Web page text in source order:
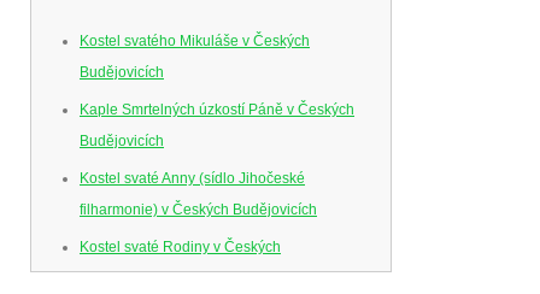
Kostel svatého Mikuláše v Českých
Budějovicích
Kaple Smrtelných úzkostí Páně v Českých
Budějovicích
Kostel svaté Anny (sídlo Jihočeské
filharmonie) v Českých Budějovicích
Kostel svaté Rodiny v Českých
Budějovicích